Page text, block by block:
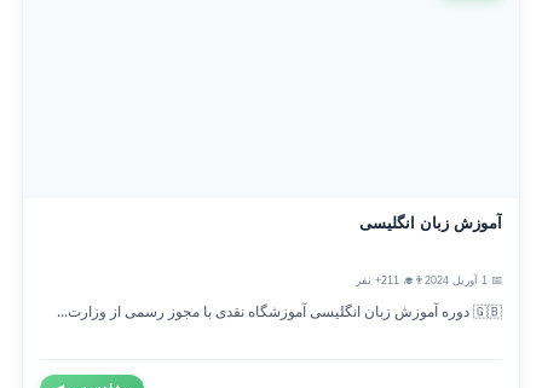
آموزش زبان انگلیسی
👨‍🎓 211+ نفر
🇬🇧 دوره آموزش زبان انگلیسی آموزشگاه نقدی با مجوز رسمی از وزارت...